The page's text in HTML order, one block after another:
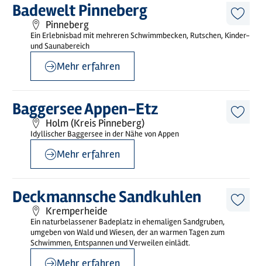
Badewelt Pinneberg
Pinneberg
Ein Erlebnisbad mit mehreren Schwimmbecken, Rutschen, Kinder-
und Saunabereich
Mehr
erfahren
Mehr erfahren
Baggersee Appen-Etz
Holm (Kreis Pinneberg)
Idyllischer Baggersee in der Nähe von Appen
Mehr
erfahren
Mehr erfahren
Deckmannsche Sandkuhlen
Kremperheide
Ein naturbelassener Badeplatz in ehemaligen Sandgruben,
umgeben von Wald und Wiesen, der an warmen Tagen zum
Schwimmen, Entspannen und Verweilen einlädt.
Mehr
erfahren
Mehr erfahren